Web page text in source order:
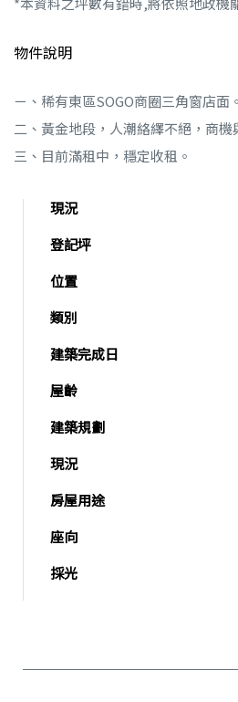
物件說明
ㄧ、稀有東區SOGO商圈三角窗店面。
二、黃金地段，人潮絡繹不絕，商機
三、目前滿租中，穩定收租。
現況
登記坪
位置
類別
建築完成日
屋齡
建築規劃
現況
房屋用途
座向
採光